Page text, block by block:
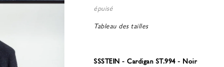
épuisé
Tableau des tailles
SSSTEIN - Cardigan ST.994 - Noir